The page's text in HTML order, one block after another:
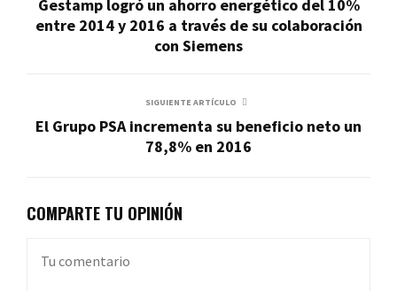
Gestamp logró un ahorro energético del 10%
entre 2014 y 2016 a través de su colaboración
con Siemens
SIGUIENTE ARTÍCULO
El Grupo PSA incrementa su beneficio neto un
78,8% en 2016
COMPARTE TU OPINIÓN